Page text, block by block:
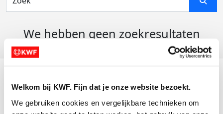
Welkom bij KWF. Fijn dat je onze website bezoekt.
We gebruiken cookies en vergelijkbare technieken om
We hebben geen zoekresultaten
Actiematerialen
Evenementen